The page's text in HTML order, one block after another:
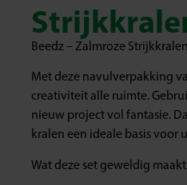
Beedz – Zalmroze
Met deze navulverpakking
creativiteit alle ruimte.
nieuw project vol fantasie.
kralen een ideale basis voor
Wat deze set geweldig maakt